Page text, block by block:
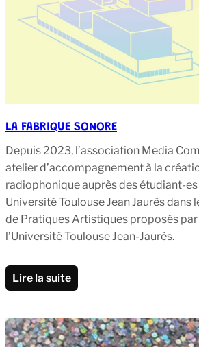
LA FABRIQUE SONORE
Depuis 2023, l’association Media
atelier d’accompagnement à la
radiophonique auprès des étudiant-es
Université Toulouse Jean Jaurès dans
de Pratiques Artistiques proposés par
l’Université Toulouse Jean-Jaurès.
Lire la suite